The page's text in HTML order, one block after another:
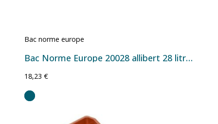
Bac norme europe
Bac Norme Europe 20028 allibert 28 litres
18,23 €